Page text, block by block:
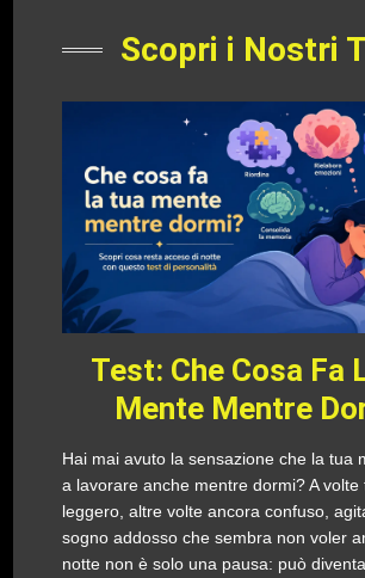
Scopri i Nostri
Test: Che Cosa Fa
Mente Mentre
Hai mai avuto la sensazione che la tua
a lavorare anche mentre dormi? A volte
leggero, altre volte ancora confuso,
sogno addosso che sembra non voler
notte non è solo una pausa: può